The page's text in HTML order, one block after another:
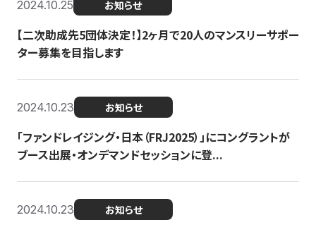
2024.10.25 お知らせ
【二次助成先5団体決定！】2ヶ月で20人のマンスリーサポー
ター募集を目指します
2024.10.23 お知らせ
「ファンドレイジング・日本（FRJ2025）」にコングラントが
ブース出展・オンデマンドセッションに登...
2024.10.23 お知らせ